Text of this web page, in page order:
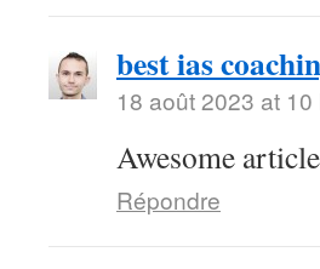
best ias
18 août 2023 at 10
Awesome
Répondre